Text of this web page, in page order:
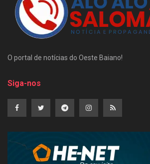
O portal de notícias do Oeste Baiano!
Siga-nos